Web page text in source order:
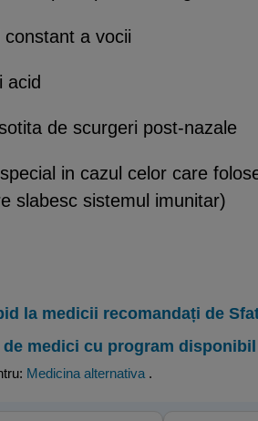
a vocii
acid
de scurgeri post-nazale
in cazul celor care
slabesc sistemul imunitar)
la medicii recomandați de
de medici cu program disponibil
Medicina alternativa .